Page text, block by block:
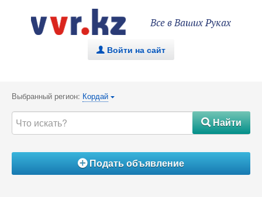
Все в Ваших Руках
. Войти на сайт
Выбранный регион: Кордай {
#Найти
ÁПодать объявление